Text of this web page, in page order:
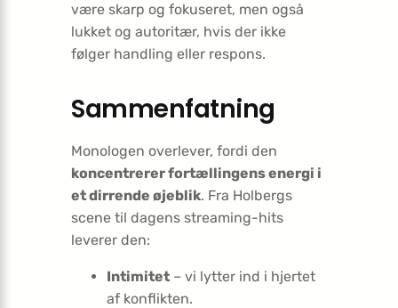
være skarp og fokuseret, men også
lukket og autoritær, hvis der ikke
følger handling eller respons.
Sammenfatning
Monologen overlever, fordi den
koncentrerer fortællingens energi i
et dirrende øjeblik. Fra Holbergs
scene til dagens streaming-hits
leverer den:
Intimitet – vi lytter ind i hjertet
af konflikten.